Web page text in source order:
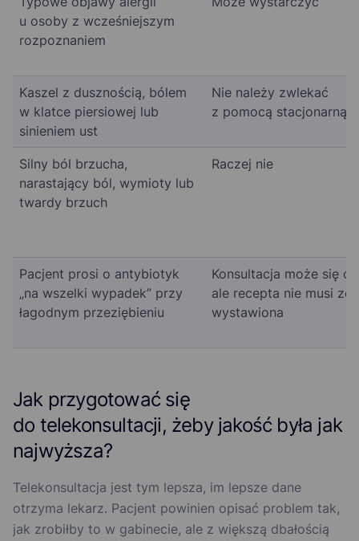
u osoby z wcześniejszym
rozpoznaniem
Kaszel z dusznością, bólem
w klatce piersiowej lub
sinieniem ust
Nie należy zwlekać
z pomocą stacjonarną
Silny ból brzucha,
narastający ból, wymioty lub
twardy brzuch
Raczej nie
Pacjent prosi o antybiotyk
„na wszelki wypadek” przy
łagodnym przeziębieniu
Konsultacja może się
ale recepta nie musi
wystawiona
Jak przygotować się
do telekonsultacji, żeby jakość była jak
najwyższa?
Telekonsultacja jest tym lepsza, im lepsze dane
otrzyma lekarz. Pacjent powinien opisać problem tak,
jak zrobiłby to w gabinecie, ale z większą dbałością